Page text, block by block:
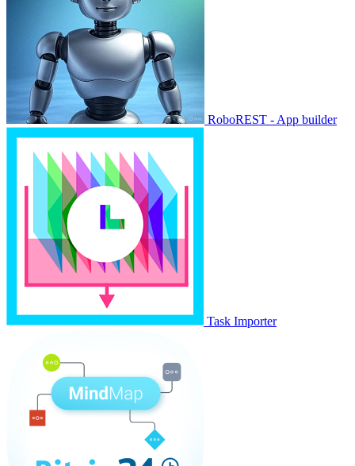
RoboREST - App builder
Task Importer